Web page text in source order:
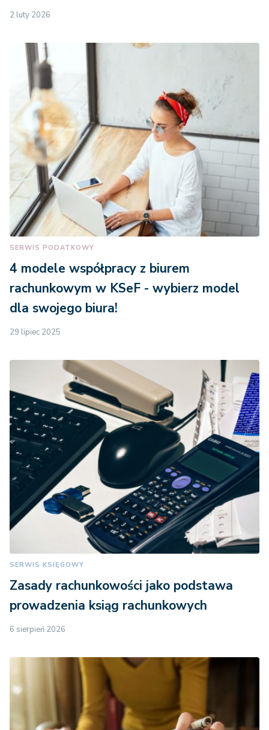
2 luty 2026
SERWIS PODATKOWY
4 modele współpracy z biurem
rachunkowym w KSeF - wybierz model
dla swojego biura!
29 lipiec 2025
SERWIS KSIĘGOWY
Zasady rachunkowości jako podstawa
prowadzenia ksiąg rachunkowych
6 sierpień 2026